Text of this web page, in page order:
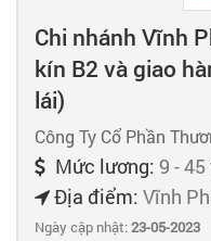
Chi nhánh Vĩnh
kín B2 và giao
lái)
Công Ty Cổ Phần
Mức lương: 9 -
Địa điểm: Vĩnh
Ngày cập nhật:23-05-2023